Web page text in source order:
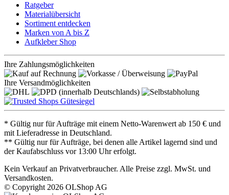
Ratgeber
Materialübersicht
Sortiment entdecken
Marken von A bis Z
Aufkleber Shop
Ihre Zahlungsmöglichkeiten
Ihre Versandmöglichkeiten
* Gültig nur für Aufträge mit einem Netto-Warenwert ab 150 € und
mit Lieferadresse in Deutschland.
** Gültig nur für Aufträge, bei denen alle Artikel lagernd sind und
der Kaufabschluss vor 13:00 Uhr erfolgt.
Kein Verkauf an Privatverbraucher. Alle Preise zzgl. MwSt. und
Versandkosten.
© Copyright 2026 OLShop AG